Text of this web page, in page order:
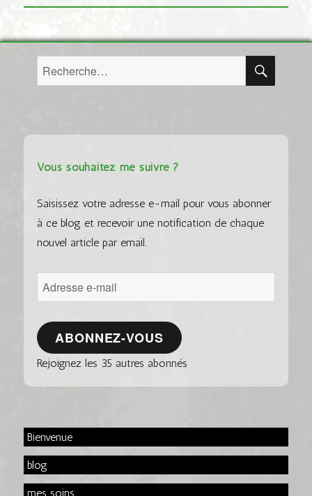
Vous souhaitez me suivre ?
Saisissez votre adresse e-mail pour vous abonner
à ce blog et recevoir une notification de chaque
nouvel article par email.
Adresse
e-
mail
ABONNEZ-VOUS
Rejoignez les 35 autres abonnés
Bienvenue
blog
mes soins